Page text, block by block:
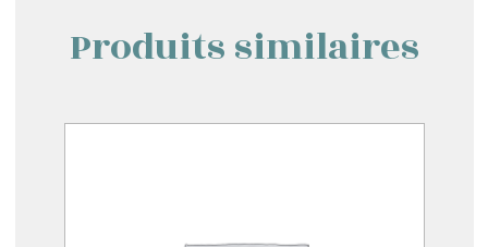
Produits similaires